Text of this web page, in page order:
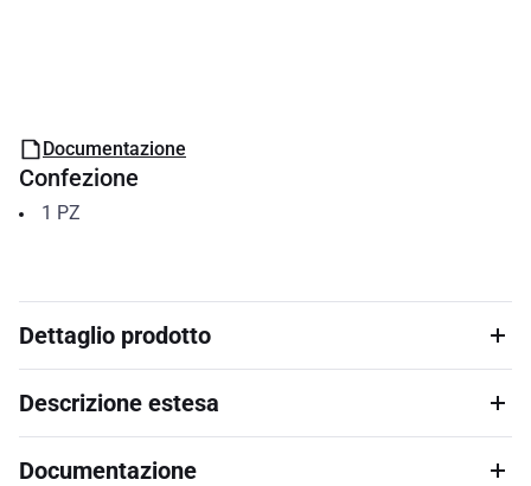
Documentazione
Confezione
1 PZ
Dettaglio prodotto
Descrizione estesa
Documentazione